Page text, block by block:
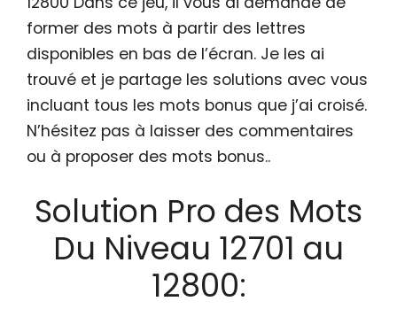
former des mots à partir des lettres
disponibles en bas de l’écran. Je les ai
trouvé et je partage les solutions avec vous
incluant tous les mots bonus que j’ai croisé.
N’hésitez pas à laisser des commentaires
ou à proposer des mots bonus..
Solution Pro des Mots
Du Niveau 12701 au
12800: